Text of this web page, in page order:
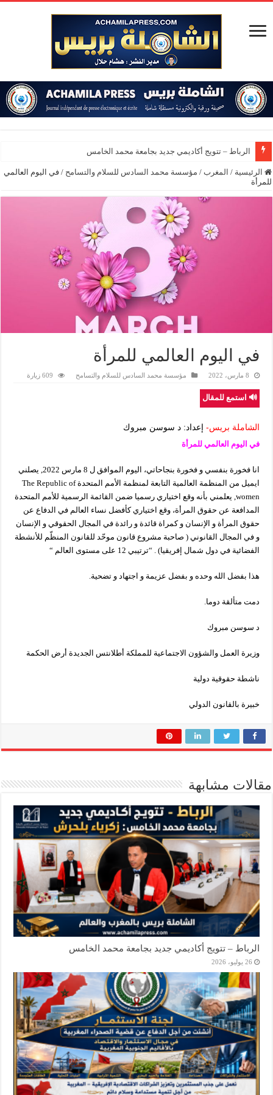
الرباط – تتويج أكاديمي جديد بجامعة محمد الخامس
الرئيسية / المغرب / مؤسسة محمد السادس للسلام والتسامح / في اليوم العالمي
للمرأة
في اليوم العالمي للمرأة
8 مارس، 2022 مؤسسة محمد السادس للسلام والتسامح 609 زيارة
🔊 استمع للمقال
الشاملة بريس- إعداد: د سوسن مبروك
في اليوم العالمي للمرأة
انا فخورة بنفسي و فخورة بنجاحاتي، اليوم الموافق ل 8 مارس 2022, يصلني
ايميل من المنظمة العالمية التابعة لمنظمة الأمم المتحدة The Republic of
women, يعلمني بأنه وقع اختياري رسميا ضمن القائمة الرسمية للأمم المتحدة
المدافعة عن حقوق المرأة، وقع اختياري كأفضل نساء العالم في الدفاع عن
حقوق المرأة و الإنسان و كمراة قائدة و رائدة في المجال الحقوقي و الإنسان
و في المجال القانوني ( صاحبة مشروع قانون موحّد للقانون المنظّم للأنشطة
الفضائية في دول شمال إفريقيا) . “ترتيبي 12 على مستوى العالم “
هذا بفضل الله وحده و بفضل عزيمة و اجتهاد و تضحية.
دمت متألقة دوما.
د سوسن مبروك
وزيرة العمل والشؤون الاجتماعية للمملكة أطلانتس الجديدة أرض الحكمة
ناشطة حقوقية دولية
خبيرة بالقانون الدولي
مقالات مشابهة
الرباط – تتويج أكاديمي جديد بجامعة محمد الخامس
26 يوليو، 2026